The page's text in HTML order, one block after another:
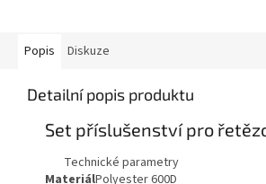
Popis Diskuze
Detailní popis produktu
Set příslušenství pro
Technické parametry
MateriálPolyester 600D